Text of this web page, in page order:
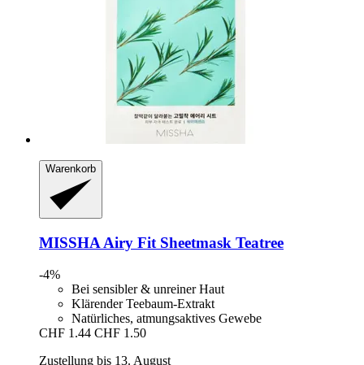
Warenkorb
MISSHA Airy Fit Sheetmask Teatree
-4%
Bei sensibler & unreiner Haut
Klärender Teebaum-Extrakt
Natürliches, atmungsaktives Gewebe
CHF 1.44 CHF 1.50
Zustellung bis 13. August